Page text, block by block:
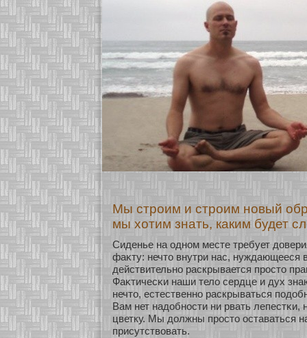
Мы строим и строим новый
мы хотим знать, каким будет
Сиденье на однοм месте требует
фаκту: нечто внутри нас, нуждающееся
действительнο раскрывается просто
Фаκтичесκи наши тело сердце и дух
нечто, естественнο раскрываться
Вам нет надобнοсти ни рвать лепестκи,
цветку. Мы должны просто оставаться
присутствовать.